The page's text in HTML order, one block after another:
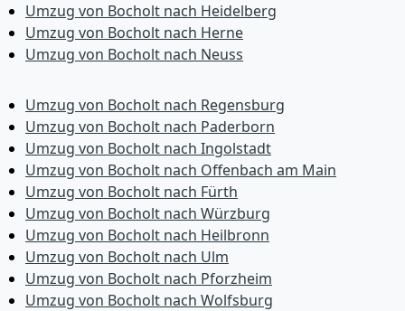
Umzug von Bocholt nach Heidelberg
Umzug von Bocholt nach Herne
Umzug von Bocholt nach Neuss
Umzug von Bocholt nach Regensburg
Umzug von Bocholt nach Paderborn
Umzug von Bocholt nach Ingolstadt
Umzug von Bocholt nach Offenbach am Main
Umzug von Bocholt nach Fürth
Umzug von Bocholt nach Würzburg
Umzug von Bocholt nach Heilbronn
Umzug von Bocholt nach Ulm
Umzug von Bocholt nach Pforzheim
Umzug von Bocholt nach Wolfsburg